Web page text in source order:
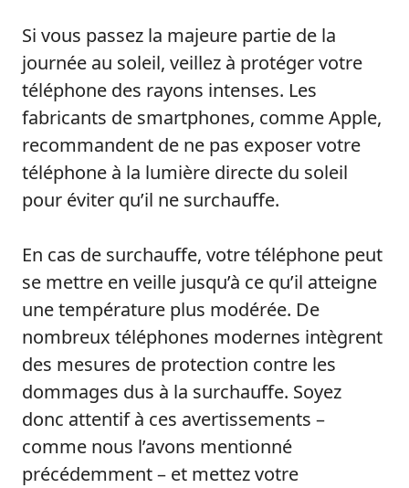
Si vous passez la majeure partie de la
journée au soleil, veillez à protéger votre
téléphone des rayons intenses. Les
fabricants de smartphones, comme Apple,
recommandent de ne pas exposer votre
téléphone à la lumière directe du soleil
pour éviter qu’il ne surchauffe.
En cas de surchauffe, votre téléphone peut
se mettre en veille jusqu’à ce qu’il atteigne
une température plus modérée. De
nombreux téléphones modernes intègrent
des mesures de protection contre les
dommages dus à la surchauffe. Soyez
donc attentif à ces avertissements –
comme nous l’avons mentionné
précédemment – et mettez votre